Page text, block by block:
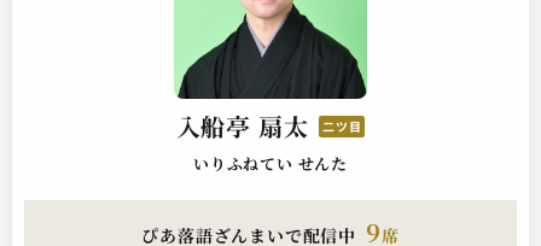
入船亭 扇太 二ツ目
いりふねてい せんた
ぴあ落語ざんまいで配信中 9席